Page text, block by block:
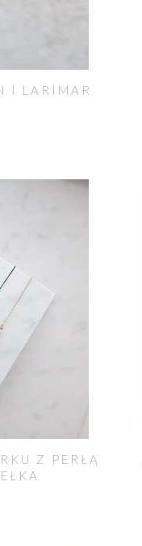
I LARIMAR
Z PERŁĄ